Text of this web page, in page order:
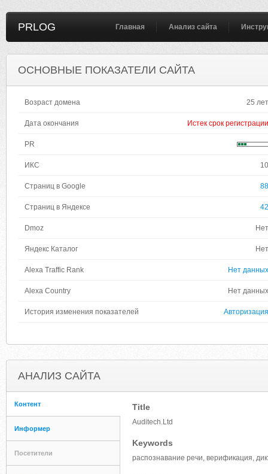
PRLOG Главная Анализ сайта
ОСНОВНЫЕ ПОКАЗАТЕЛИ САЙТА
Возраст домена 25 лет
Дата окончания Истек срок регистрации
PR
ИКС 10
Страниц в Google 88
Страниц в Яндексе 42
Dmoz Нет
Яндекс Каталог Нет
Alexa Traffic Rank Нет данных
Alexa Country Нет данных
История изменения показателей Авторизация
АНАЛИЗ САЙТА
Контент
Информер
Посетители
Title
Auditech.Ltd
Keywords
распознавание речи, верификация,